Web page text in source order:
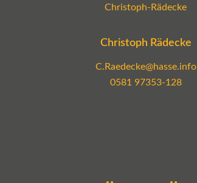
Christoph Rädecke
C.Raedecke@hasse.info
0581 97353-128